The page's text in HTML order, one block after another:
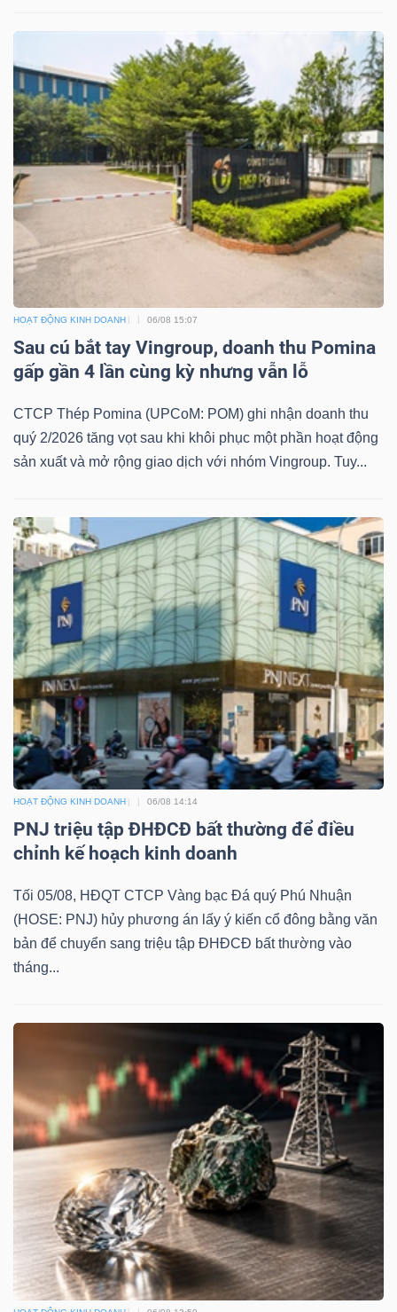
HOẠT ĐỘNG KINH DOANH 06/08 15:07
Sau cú bắt tay Vingroup, doanh thu Pomina
gấp gần 4 lần cùng kỳ nhưng vẫn lỗ
CTCP Thép Pomina (UPCoM: POM) ghi nhận doanh thu
quý 2/2026 tăng vọt sau khi khôi phục một phần hoạt động
sản xuất và mở rộng giao dịch với nhóm Vingroup. Tuy...
HOẠT ĐỘNG KINH DOANH 06/08 14:14
PNJ triệu tập ĐHĐCĐ bất thường để điều
chỉnh kế hoạch kinh doanh
Tối 05/08, HĐQT CTCP Vàng bạc Đá quý Phú Nhuận
(HOSE: PNJ) hủy phương án lấy ý kiến cổ đông bằng văn
bản để chuyển sang triệu tập ĐHĐCĐ bất thường vào
tháng...